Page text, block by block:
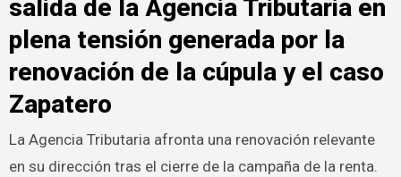
salida de la Agencia Tributaria en
plena tensión generada por la
renovación de la cúpula y el caso
Zapatero
La Agencia Tributaria afronta una renovación relevante
en su dirección tras el cierre de la campaña de la renta.